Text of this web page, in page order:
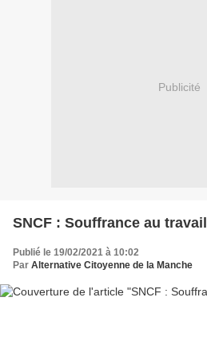
Publicité
SNCF : Souffrance au travail
Publié le 19/02/2021 à 10:02
Par Alternative Citoyenne de la Manche